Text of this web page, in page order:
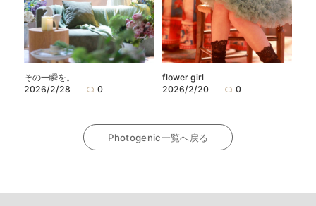
その一瞬を。
2026/2/28
0
flower girl
2026/2/20
0
Photogenic一覧へ戻る